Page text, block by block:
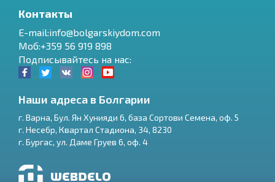
Контакты
E-mail:info@bolgarskiydom.com
Моб:+359 56 919 898
Подписывайтесь на нас:
Наши адреса в Болгарии
г. Варна, Бул. Ян Хунияди 6, база Сортови Семена, оф. 5
г. Несебр, Квартал Стадиона, 34, 8230
г. Бургас, ул. Даме Груев 6, оф. 4